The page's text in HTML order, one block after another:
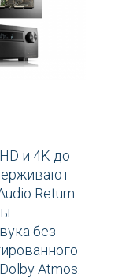
и 4K до
Return
без
Atmos.